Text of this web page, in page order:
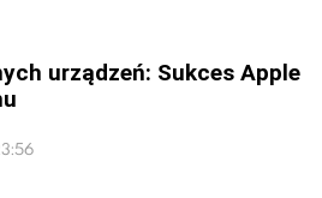
urządzeń: Sukces Apple